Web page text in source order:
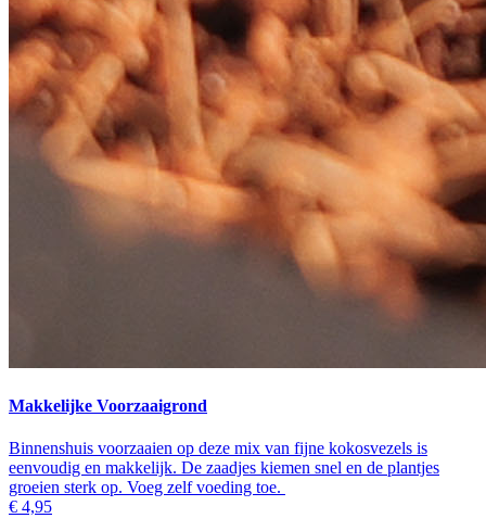
Makkelijke Voorzaaigrond
Binnenshuis voorzaaien op deze mix van fijne kokosvezels is
eenvoudig en makkelijk. De zaadjes kiemen snel en de plantjes
groeien sterk op. Voeg zelf voeding toe.
€ 4,95